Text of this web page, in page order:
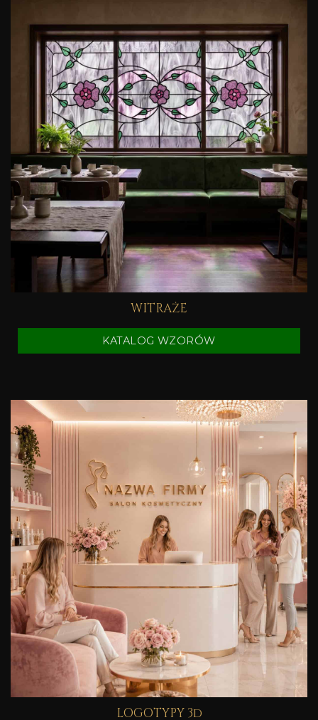
WITRAŻE
KATALOG WZORÓW
LOGOTYPY 3d